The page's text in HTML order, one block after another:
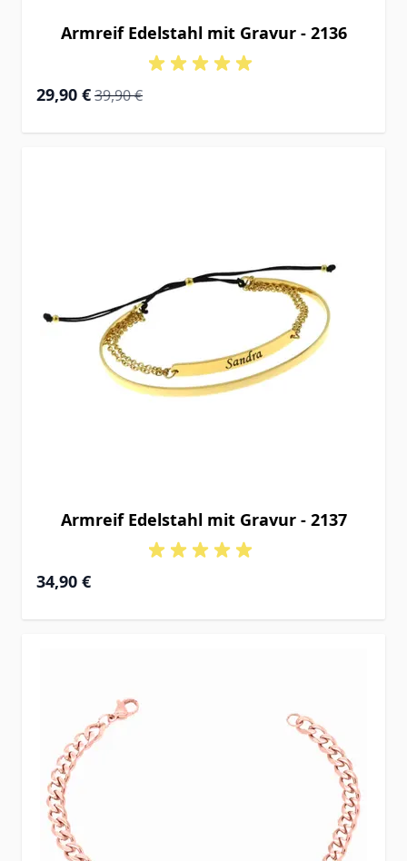
Armreif Edelstahl mit Gravur - 2136
Special Price
29,90 € Regular Price
39,90 €
Armreif Edelstahl mit Gravur - 2137
34,90 €